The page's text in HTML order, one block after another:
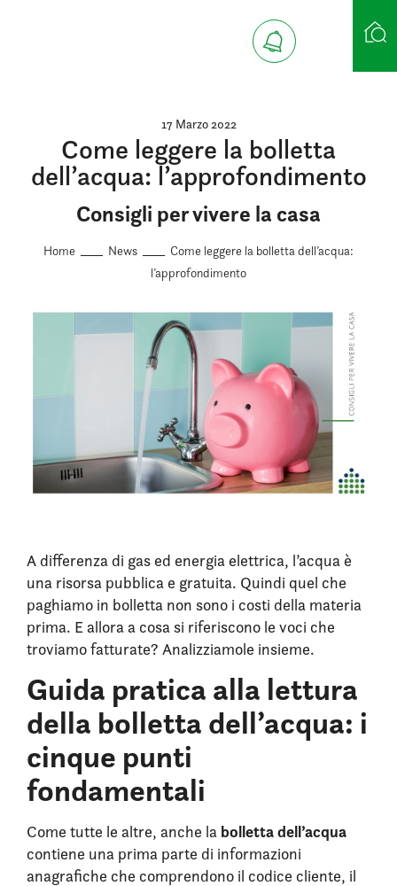
17 Marzo 2022
Come leggere la bolletta
dell’acqua: l’approfondimento
Consigli per vivere la casa
Home News
Come leggere la bolletta dell’acqua:
l’approfondimento
A differenza di gas ed energia elettrica, l’acqua è
una risorsa pubblica e gratuita. Quindi quel che
paghiamo in bolletta non sono i costi della materia
prima. E allora a cosa si riferiscono le voci che
troviamo fatturate? Analizziamole insieme.
Guida pratica alla lettura
della bolletta dell’acqua: i
cinque punti
fondamentali
Come tutte le altre, anche la bolletta dell’acqua
contiene una prima parte di informazioni
anagrafiche che comprendono il codice cliente, il